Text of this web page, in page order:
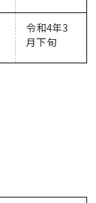
令和4年3
月下旬